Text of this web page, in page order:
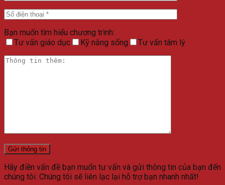
Bạn muốn tìm hiểu chương trình:
Tư vấn giáo dục
Kỹ năng sống Tư vấn tâm lý
Hãy điền vấn đề bạn muốn tư vấn và gửi thông tin của bạn đến
chúng tôi. Chúng tôi sẽ liên lạc lại hỗ trợ bạn nhanh nhất!